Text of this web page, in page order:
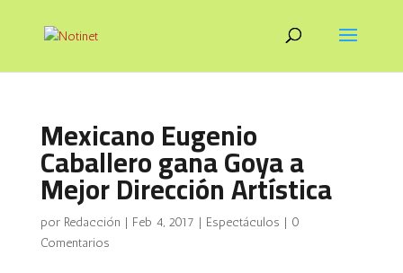
Mexicano Eugenio
Caballero gana Goya a
Mejor Dirección Artística
por Redacción | Feb 4, 2017 | Espectáculos | 0
Comentarios